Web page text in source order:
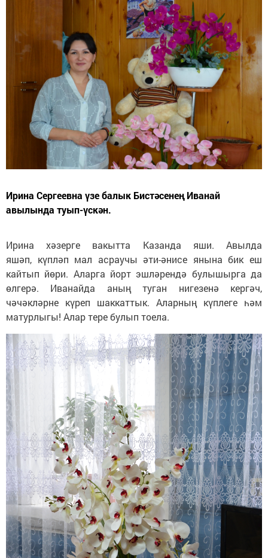
Ирина Сергеевна үзе балык Бистәсенең Иванай
авылында туып-үскән.
Ирина хәзерге вакытта Казанда яши. Авылда
яшәп, күпләп мал асраучы әти-әнисе янына бик еш
кайтып йөри. Аларга йорт эшләрендә булышырга да
өлгерә. Иванайда аның туган нигезенә кергәч,
чәчәкләрне күреп шаккаттык. Аларның күплеге һәм
матурлыгы! Алар тере булып тоела.